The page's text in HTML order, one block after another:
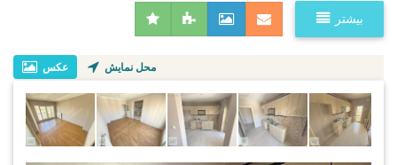
بیشتر
عکس محل نمایش